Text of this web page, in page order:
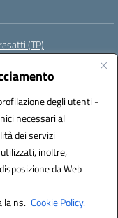
degli utenti -
necessari al
dei servizi
inoltre,
da Web
la ns. Cookie Policy.
(TP)
istsc_tpic81600v
S.r.l.
Italia